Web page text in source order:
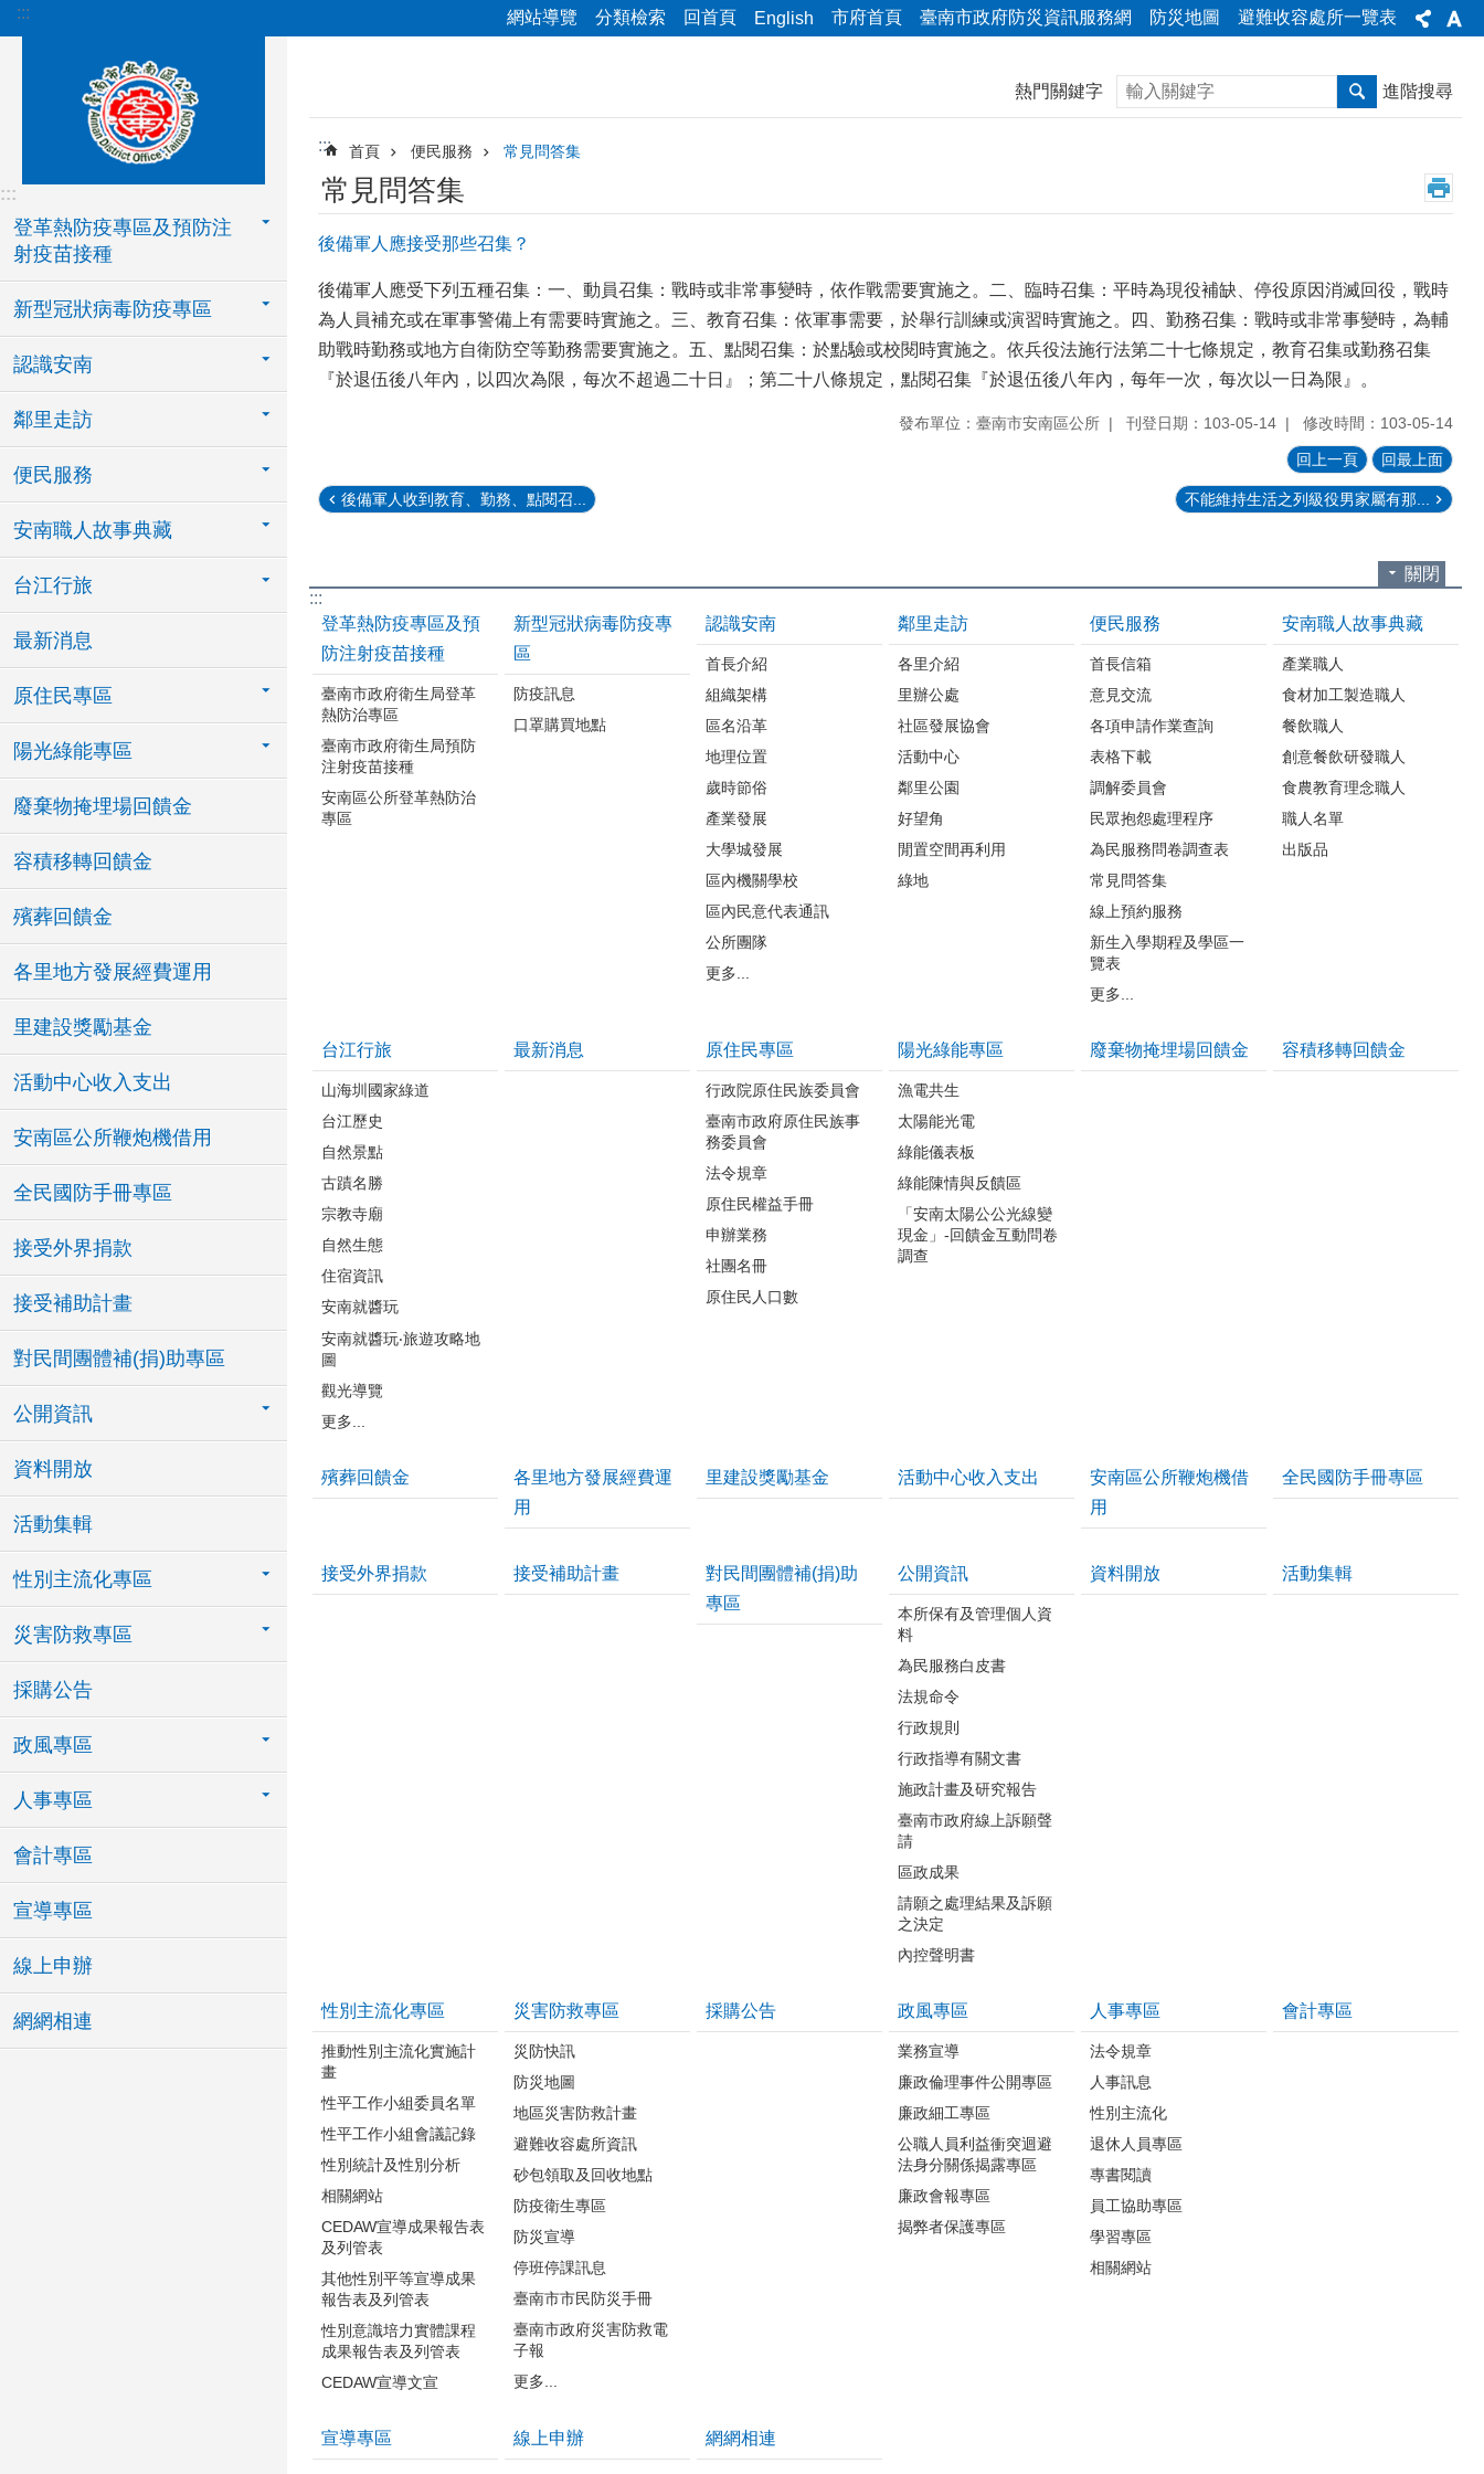
跳到主要內容區塊
::: 網站導覽 分類檢索 回首頁 English 市府首頁 臺南市政府防災資訊服務網 防災地圖 避難收容處所一覽表
:::
登革熱防疫專區及預防注
射疫苗接種
新型冠狀病毒防疫專區
認識安南
鄰里走訪
便民服務
安南職人故事典藏
台江行旅
最新消息
原住民專區
陽光綠能專區
廢棄物掩埋場回饋金
容積移轉回饋金
殯葬回饋金
各里地方發展經費運用
里建設獎勵基金
活動中心收入支出
安南區公所鞭炮機借用
全民國防手冊專區
接受外界捐款
接受補助計畫
對民間團體補(捐)助專區
公開資訊
資料開放
活動集輯
性別主流化專區
災害防救專區
採購公告
政風專區
人事專區
會計專區
宣導專區
線上申辦
網網相連
熱門關鍵字 搜尋 進階搜尋
::: 首頁 便民服務 常見問答集
常見問答集
後備軍人應接受那些召集？
後備軍人應受下列五種召集：一、動員召集：戰時或非常事變時，依作戰需要實施之。二、臨時召集：平時為現役補缺、停役原因消滅回役，戰時
為人員補充或在軍事警備上有需要時實施之。三、教育召集：依軍事需要，於舉行訓練或演習時實施之。四、勤務召集：戰時或非常事變時，為輔
助戰時勤務或地方自衛防空等勤務需要實施之。五、點閱召集：於點驗或校閱時實施之。依兵役法施行法第二十七條規定，教育召集或勤務召集
『於退伍後八年內，以四次為限，每次不超過二十日』；第二十八條規定，點閱召集『於退伍後八年內，每年一次，每次以一日為限』。
發布單位：臺南市安南區公所 刊登日期：103-05-14 修改時間：103-05-14
回上一頁 回最上面
後備軍人收到教育、勤務、點閱召... 不能維持生活之列級役男家屬有那...
關閉
:::
登革熱防疫專區及預
防注射疫苗接種
臺南市政府衛生局登革
熱防治專區
臺南市政府衛生局預防
注射疫苗接種
安南區公所登革熱防治
專區
新型冠狀病毒防疫專
區
防疫訊息
口罩購買地點
認識安南
首長介紹
組織架構
區名沿革
地理位置
歲時節俗
產業發展
大學城發展
區內機關學校
區內民意代表通訊
公所團隊
更多...
鄰里走訪
各里介紹
里辦公處
社區發展協會
活動中心
鄰里公園
好望角
閒置空間再利用
綠地
便民服務
首長信箱
意見交流
各項申請作業查詢
表格下載
調解委員會
民眾抱怨處理程序
為民服務問卷調查表
常見問答集
線上預約服務
新生入學期程及學區一
覽表
更多...
安南職人故事典藏
產業職人
食材加工製造職人
餐飲職人
創意餐飲研發職人
食農教育理念職人
職人名單
出版品
台江行旅
山海圳國家綠道
台江歷史
自然景點
古蹟名勝
宗教寺廟
自然生態
住宿資訊
安南就醬玩
安南就醬玩‧旅遊攻略地
圖
觀光導覽
更多...
最新消息 原住民專區
行政院原住民族委員會
臺南市政府原住民族事
務委員會
法令規章
原住民權益手冊
申辦業務
社團名冊
原住民人口數
陽光綠能專區
漁電共生
太陽能光電
綠能儀表板
綠能陳情與反饋區
「安南太陽公公光線變
現金」-回饋金互動問卷
調查
廢棄物掩埋場回饋金 容積移轉回饋金
殯葬回饋金
各里地方發展經費運
用
里建設獎勵基金 活動中心收入支出
安南區公所鞭炮機借
用
全民國防手冊專區
接受外界捐款 接受補助計畫
對民間團體補(捐)助
專區
公開資訊
本所保有及管理個人資
料
為民服務白皮書
法規命令
行政規則
行政指導有關文書
施政計畫及研究報告
臺南市政府線上訴願聲
請
區政成果
請願之處理結果及訴願
之決定
內控聲明書
資料開放 活動集輯
性別主流化專區
推動性別主流化實施計
畫
性平工作小組委員名單
性平工作小組會議記錄
性別統計及性別分析
相關網站
CEDAW宣導成果報告表
及列管表
其他性別平等宣導成果
報告表及列管表
性別意識培力實體課程
成果報告表及列管表
CEDAW宣導文宣
災害防救專區
災防快訊
防災地圖
地區災害防救計畫
避難收容處所資訊
砂包領取及回收地點
防疫衛生專區
防災宣導
停班停課訊息
臺南市市民防災手冊
臺南市政府災害防救電
子報
更多...
採購公告 政風專區
業務宣導
廉政倫理事件公開專區
廉政細工專區
公職人員利益衝突迴避
法身分關係揭露專區
廉政會報專區
揭弊者保護專區
人事專區
法令規章
人事訊息
性別主流化
退休人員專區
專書閱讀
員工協助專區
學習專區
相關網站
會計專區
宣導專區 線上申辦 網網相連